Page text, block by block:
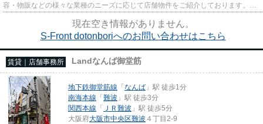
容・物販などの様々な業種のニーズに応じて店舗物件をご紹介しております。
尚、弊社ではおとり広告は一切...
現在空き情報がありません。
S-Front dotonboriへのお問い合わせはこちら
賃貸｜店舗事務所 Landなんば御堂筋
地下鉄御堂筋線 「なんば 」駅 徒歩1分
南海本線 「難波 」駅 徒歩3分
関西本線 「 ＪＲ難波 」駅 徒歩5分
大阪府大阪市中央区難波 ４丁目2-9